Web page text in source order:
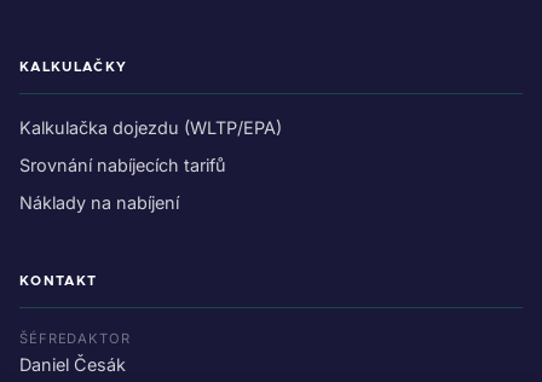
KALKULAČKY
Kalkulačka dojezdu (WLTP/EPA)
Srovnání nabíjecích tarifů
Náklady na nabíjení
KONTAKT
ŠÉFREDAKTOR
Daniel Česák